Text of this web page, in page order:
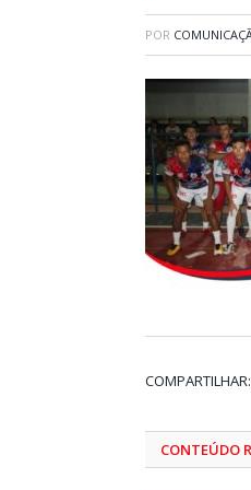
POR
COMPARTILHAR:
CONTEÚDO